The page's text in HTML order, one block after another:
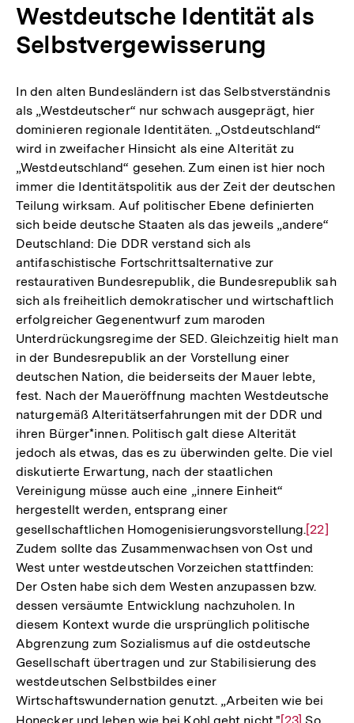
Westdeutsche Identität als
Selbstvergewisserung
In den alten Bundesländern ist das Selbstverständnis
als „Westdeutscher“ nur schwach ausgeprägt, hier
dominieren regionale Identitäten. „Ostdeutschland“
wird in zweifacher Hinsicht als eine Alterität zu
„Westdeutschland“ gesehen. Zum einen ist hier noch
immer die Identitätspolitik aus der Zeit der deutschen
Teilung wirksam. Auf politischer Ebene definierten
sich beide deutsche Staaten als das jeweils „andere“
Deutschland: Die DDR verstand sich als
antifaschistische Fortschrittsalternative zur
restaurativen Bundesrepublik, die Bundesrepublik sah
sich als freiheitlich demokratischer und wirtschaftlich
erfolgreicher Gegenentwurf zum maroden
Unterdrückungsregime der SED. Gleichzeitig hielt man
in der Bundesrepublik an der Vorstellung einer
deutschen Nation, die beiderseits der Mauer lebte,
fest. Nach der Maueröffnung machten Westdeutsche
naturgemäß Alteritätserfahrungen mit der DDR und
ihren Bürger*innen. Politisch galt diese Alterität
jedoch als etwas, das es zu überwinden gelte. Die viel
diskutierte Erwartung, nach der staatlichen
Vereinigung müsse auch eine „innere Einheit“
hergestellt werden, entsprang einer
gesellschaftlichen Homogenisierungsvorstellung.Zur
der
Fußnote
[22]
Zudem sollte das Zusammenwachsen von Ost und
West unter westdeutschen Vorzeichen stattfinden:
Der Osten habe sich dem Westen anzupassen bzw.
dessen versäumte Entwicklung nachzuholen. In
diesem Kontext wurde die ursprünglich politische
Abgrenzung zum Sozialismus auf die ostdeutsche
Gesellschaft übertragen und zur Stabilisierung des
westdeutschen Selbstbildes einer
Wirtschaftswundernation genutzt. „Arbeiten wie bei